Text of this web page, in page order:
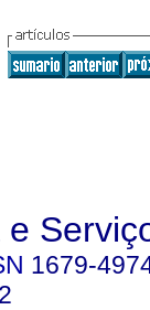
1679-